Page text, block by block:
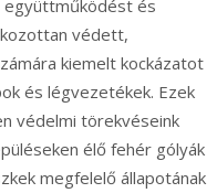
együttműködést és
védett,
kiemelt kockázatot
és légvezetékek. Ezek
védelmi törekvéseink
élő fehér gólyák
megfelelő állapotának